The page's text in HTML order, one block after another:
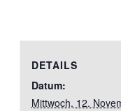
DETAILS
Datum:
Mittwoch, 12.